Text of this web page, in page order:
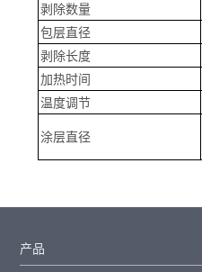
剥除数量
包层直径
剥除长度
加热时间
温度调节
涂层直径
产品